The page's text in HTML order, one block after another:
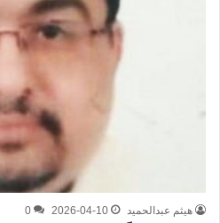
هيثم عبدالحميد 2026-04-10
0